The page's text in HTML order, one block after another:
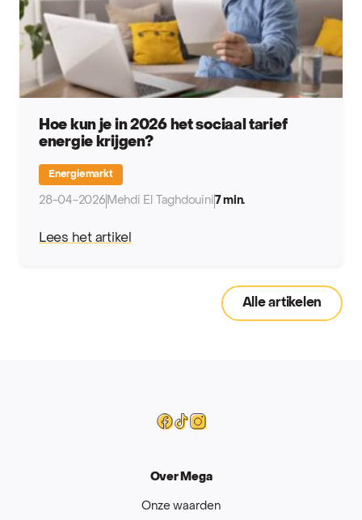
Hoe kun je in 2026 het sociaal tarief
energie krijgen?
Energiemarkt
28-04-2026 Mehdi El Taghdouini 7 min.
Lees het artikel
Alle artikelen
Facebook
Tiktok
Instagram
Over Mega
Onze waarden